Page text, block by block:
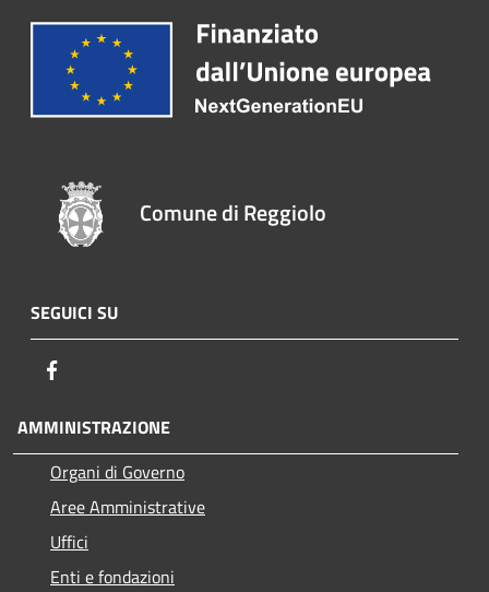
Comune di Reggiolo
SEGUICI SU
AMMINISTRAZIONE
Organi di Governo
Aree Amministrative
Uffici
Enti e fondazioni